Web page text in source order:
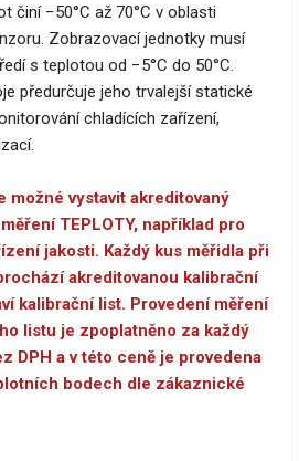
činí −50°C až 70°C v oblasti
Zobrazovací jednotky musí
s teplotou od −5°C do 50°C.
předurčuje jeho trvalejší statické
chladících zařízení,
možné vystavit akreditovaný
TEPLOTY, například pro
jakosti. Každý kus měřidla při
akreditovanou kalibrační
kalibrační list. Provedení měření
listu je zpoplatněno za každý
DPH a v této ceně je provedena
bodech dle zákaznické